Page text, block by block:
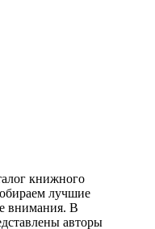
книжного
лучшие
внимания. В
авторы